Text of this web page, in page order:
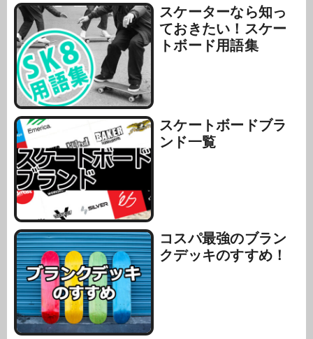
スケーターなら知っ
ておきたい！スケー
トボード用語集
スケートボードブラ
ンド一覧
コスパ最強のブラン
クデッキのすすめ！